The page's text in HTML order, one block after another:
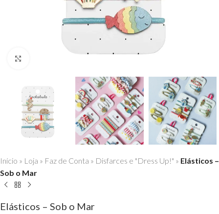
Início » Loja » Faz de Conta » Disfarces e "Dress Up!" » Elásticos –
Sob o Mar
Elásticos – Sob o Mar